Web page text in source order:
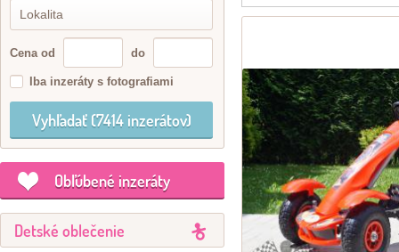
Cena od do
Iba inzeráty s fotografiami
Obľúbené inzeráty
Detské oblečenie